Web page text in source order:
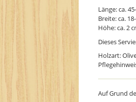
Länge: ca.
Breite: ca.
Höhe: ca. 2
Dieses
Holzart:
Auf Grund